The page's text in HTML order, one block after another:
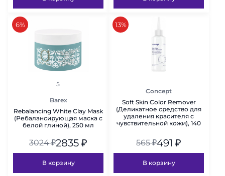
скидка
6%
рейтинг
5
Barex
Rebalancing White Clay Mask
(Ребалансирующая маска с
белой глиной), 250 мл
3024₽2835 ₽
В корзину
скидка
13%
Concept
Soft Skin Color Remover
(Деликатное средство для
удаления красителя с
чувствительной кожи), 140
565₽491 ₽
В корзину